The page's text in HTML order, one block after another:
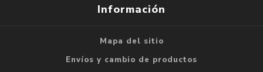
Información
Mapa del sitio
Envíos y cambio de productos